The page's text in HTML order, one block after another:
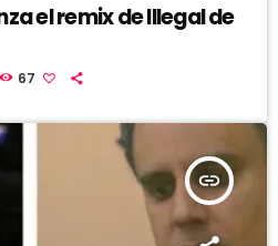
el remix de Illegal de
67
insert_link